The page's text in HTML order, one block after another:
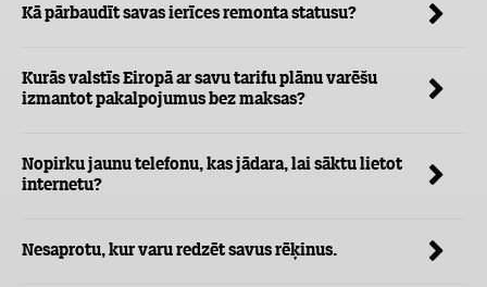
Kā pārbaudīt savas ierīces remonta statusu?
Kurās valstīs Eiropā ar savu tarifu plānu varēšu
izmantot pakalpojumus bez maksas?
Nopirku jaunu telefonu, kas jādara, lai sāktu lietot
internetu?
Nesaprotu, kur varu redzēt savus rēķinus.